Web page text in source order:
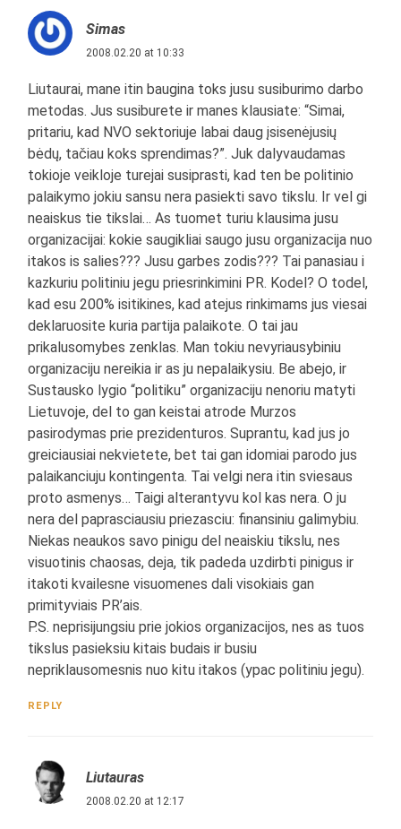
Simas
2008.02.20 at 10:33
Liutaurai, mane itin baugina toks jusu susiburimo darbo
metodas. Jus susiburete ir manes klausiate: “Simai,
pritariu, kad NVO sektoriuje labai daug įsisenėjusių
bėdų, tačiau koks sprendimas?”. Juk dalyvaudamas
tokioje veikloje turejai susiprasti, kad ten be politinio
palaikymo jokiu sansu nera pasiekti savo tikslu. Ir vel gi
neaiskus tie tikslai… As tuomet turiu klausima jusu
organizacijai: kokie saugikliai saugo jusu organizacija nuo
itakos is salies??? Jusu garbes zodis??? Tai panasiau i
kazkuriu politiniu jegu priesrinkimini PR. Kodel? O todel,
kad esu 200% isitikines, kad atejus rinkimams jus viesai
deklaruosite kuria partija palaikote. O tai jau
prikalusomybes zenklas. Man tokiu nevyriausybiniu
organizaciju nereikia ir as ju nepalaikysiu. Be abejo, ir
Sustausko lygio “politiku” organizaciju nenoriu matyti
Lietuvoje, del to gan keistai atrode Murzos
pasirodymas prie prezidenturos. Suprantu, kad jus jo
greiciausiai nekvietete, bet tai gan idomiai parodo jus
palaikanciuju kontingenta. Tai velgi nera itin sviesaus
proto asmenys… Taigi alterantyvu kol kas nera. O ju
nera del paprasciausiu priezasciu: finansiniu galimybiu.
Niekas neaukos savo pinigu del neaiskiu tikslu, nes
visuotinis chaosas, deja, tik padeda uzdirbti pinigus ir
itakoti kvailesne visuomenes dali visokiais gan
primityviais PR’ais.
P.S. neprisijungsiu prie jokios organizacijos, nes as tuos
tikslus pasieksiu kitais budais ir busiu
nepriklausomesnis nuo kitu itakos (ypac politiniu jegu).
REPLY
Liutauras
2008.02.20 at 12:17